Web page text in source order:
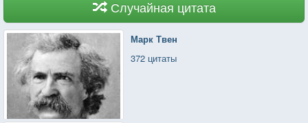
Случайная цитата
Марк Твен
372 цитаты